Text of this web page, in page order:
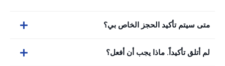
متى سيتم تأكيد الحجز الخاص بي؟
لم أتلق تأكيداً. ماذا يجب أن أفعل؟